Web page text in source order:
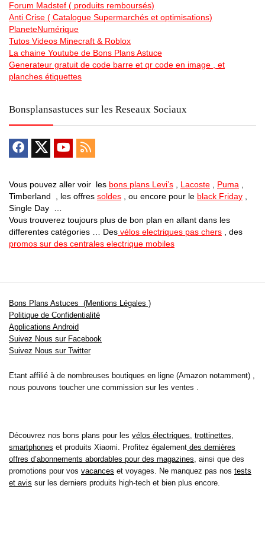
Forum Madstef ( produits remboursés)
Anti Crise ( Catalogue Supermarchés et optimisations)
PlaneteNumérique
Tutos Videos Minecraft & Roblox
La chaine Youtube de Bons Plans Astuce
Generateur gratuit de code barre et qr code en image , et
planches étiquettes
Bonsplansastuces sur les Reseaux Sociaux
Vous pouvez aller voir les bons plans Levi’s Lacoste Puma
Timberland , les offres soldes , ou encore pour le black Friday
Single Day …
Vous trouverez toujours plus de bon plan en allant dans les
differentes catégories … Des vélos electriques pas chers , des
promos sur des centrales electrique mobiles
Bons Plans Astuces (Mentions Légales )
Politique de Confidentialité
Applications Android
Suivez Nous sur Facebook
Suivez Nous sur Twitter
Etant affilié à de nombreuses boutiques en ligne (Amazon notamment) ,
nous pouvons toucher une commission sur les ventes .
Découvrez nos bons plans pour les vélos électriques, trottinettes,
smartphones et produits Xiaomi. Profitez également des dernières
offres d’abonnements abordables pour des magazines, ainsi que des
promotions pour vos vacances et voyages. Ne manquez pas nos tests
et avis sur les derniers produits high-tech et bien plus encore.